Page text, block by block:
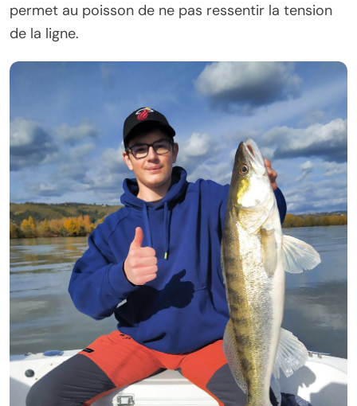
permet au poisson de ne pas ressentir la tension
de la ligne.